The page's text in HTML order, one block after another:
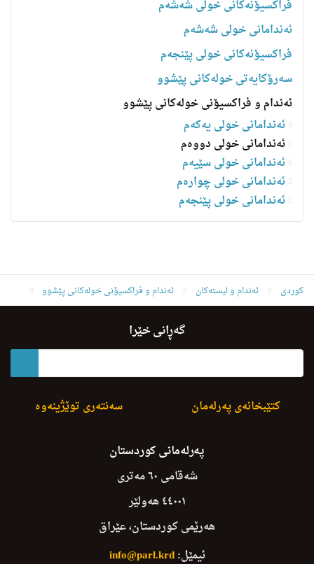
فراکسیۆنەکانی خولی شەشەم
ئەندامانی خولی شەشەم
فراکسیۆنەکانی خولی پێنجەم
سه‌رۆكایه‌تی خولەکانی پێشوو
ئەندام و فراکسیۆنی خولەکانی پێشوو
ئەندامانی خولی یەکەم
ئەندامانی خولی دووەم
ئەندامانی خولی سێیەم
ئەندامانی خولی چوارەم
ئه‌ندامانی خولی پێنجەم
کوردی ئه‌ندام و لیسته‌كان ئەندام و فراکسیۆنی خولەکانی پێشوو
محمد ئه‌حمه‌د ساڵح
گەڕانی خێرا
سەنتەری توێژینەوە کتێبخانەی پەرلەمان
پەرلەمانی کوردستان
شەقامی ٦٠ مەتری
٤٤٠٠١ هەولێر
هەرێمی کوردستان، عێراق
ئیمێل:info@parl.krd